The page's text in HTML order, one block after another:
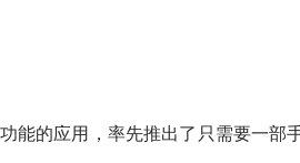
的应用，率先推出了只需要一部